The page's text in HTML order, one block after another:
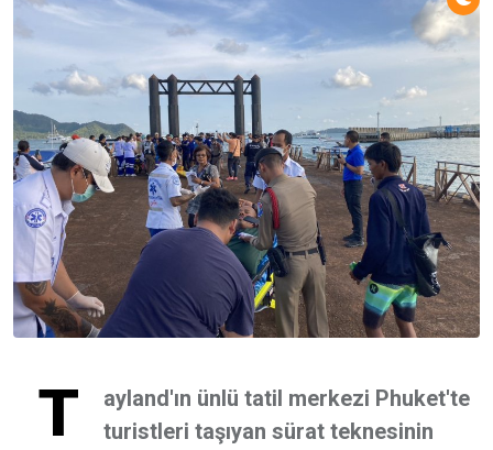
T
ayland'ın ünlü tatil merkezi Phuket'te
turistleri taşıyan sürat teknesinin